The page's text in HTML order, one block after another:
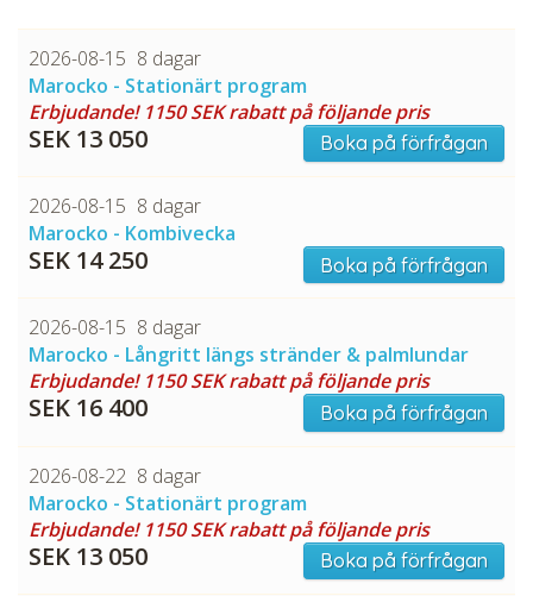
CHECK tmpVideoPath=!
CHECK tmpVideoPath=!
2026-08-15 8 dagar
Marocko - Stationärt program
Erbjudande! 1150 SEK rabatt på följande pris
SEK 13 050 Boka på förfrågan
2026-08-15 8 dagar
Marocko - Kombivecka
SEK 14 250 Boka på förfrågan
2026-08-15 8 dagar
Marocko - Långritt längs stränder & palmlundar
Erbjudande! 1150 SEK rabatt på följande pris
SEK 16 400 Boka på förfrågan
2026-08-22 8 dagar
Marocko - Stationärt program
Erbjudande! 1150 SEK rabatt på följande pris
SEK 13 050 Boka på förfrågan